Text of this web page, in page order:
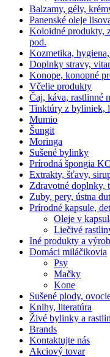
Balzamy, gély,
Panenské oleje
Koloidné produkty,
pod.
Kozmetika,
Doplnky stravy,
Konope, konopné
Včelie produkty
Čaj, káva, rastlinné
Tinktúry z byliniek,
Mumio
Šungit
Moringa
Sušené bylinky
Prírodná špongia
Extrakty, šťavy,
Zdravotné doplnky,
Zuby, pery, ústna
Prírodné kapsule,
Oleje v
Liečivé
Iné produkty a
Domáci miláčikovia
Psy
Mačky
Kone
Sušené plody,
Knihy, literatúra
Živé bylinky a
Brands
Kontaktujte nás
Akciový tovar